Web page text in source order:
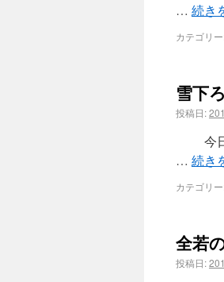
… 続き
カテゴリ
雪下
投稿日:
今日
… 続き
カテゴリ
全若
投稿日: